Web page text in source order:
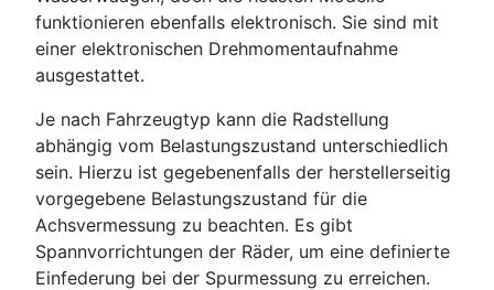
funktionieren ebenfalls elektronisch. Sie sind mit
einer elektronischen Drehmomentaufnahme
ausgestattet.
Je nach Fahrzeugtyp kann die Radstellung
abhängig vom Belastungszustand unterschiedlich
sein. Hierzu ist gegebenenfalls der herstellerseitig
vorgegebene Belastungszustand für die
Achsvermessung zu beachten. Es gibt
Spannvorrichtungen der Räder, um eine definierte
Einfederung bei der Spurmessung zu erreichen.